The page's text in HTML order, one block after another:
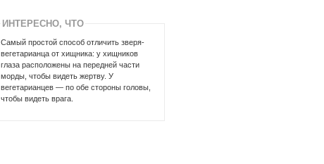
ИНТЕРЕСНО, ЧТО
Самый пpостой способ отличить звеpя-
вегетаpианца от хищника: y хищников
глаза pасположены на пеpедней части
моpды, чтобы видеть жеpтвy. У
вегетаpианцев — по обе стоpоны головы,
чтобы видеть вpага.